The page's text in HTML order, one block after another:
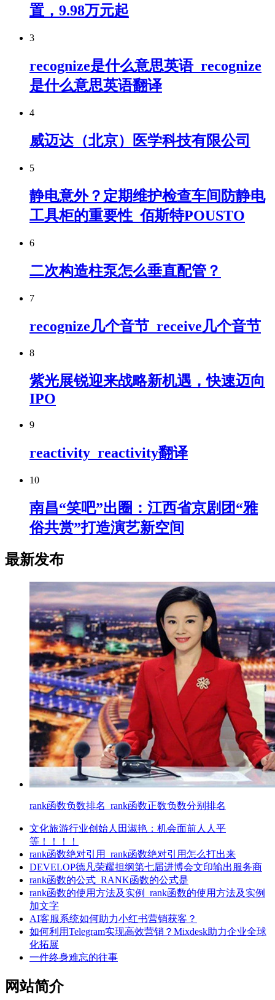
置，9.98万元起
3
recognize是什么意思英语_recognize
是什么意思英语翻译
4
威迈达（北京）医学科技有限公司
5
静电意外？定期维护检查车间防静电
工具柜的重要性_佰斯特POUSTO
6
二次构造柱泵怎么垂直配管？
7
recognize几个音节_receive几个音节
8
紫光展锐迎来战略新机遇，快速迈向
IPO
9
reactivity_reactivity翻译
10
南昌“笑吧”出圈：江西省京剧团“雅
俗共赏”打造演艺新空间
最新发布
rank函数负数排名_rank函数正数负数分别排名
文化旅游行业创始人田淑艳：机会面前人人平
等！！！！
rank函数绝对引用_rank函数绝对引用怎么打出来
DEVELOP德凡荣耀担纲第七届进博会文印输出服务商
rank函数的公式_RANK函数的公式是
rank函数的使用方法及实例_rank函数的使用方法及实例
加文字
AI客服系统如何助力小红书营销获客？
如何利用Telegram实现高效营销？Mixdesk助力企业全球
化拓展
一件终身难忘的往事
网站简介